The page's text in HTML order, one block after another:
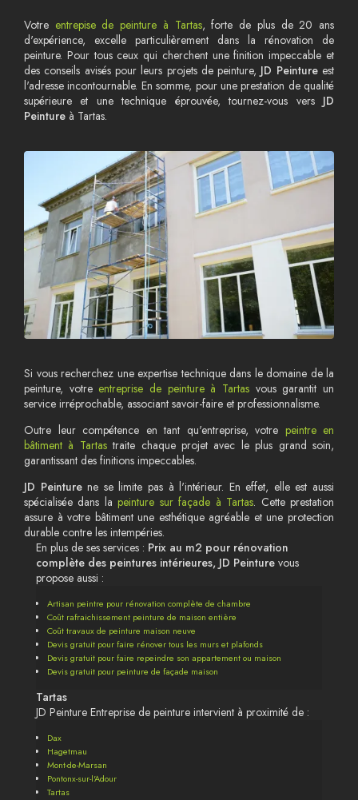
Votre entrepise de peinture à Tartas, forte de plus de 20 ans
d'expérience, excelle particulièrement dans la rénovation de
peinture. Pour tous ceux qui cherchent une finition impeccable et
des conseils avisés pour leurs projets de peinture, JD Peintureest
l'adresse incontournable. En somme, pour une prestation de qualité
supérieure et une technique éprouvée, tournez-vous vers JD
Peinture à Tartas.
Si vous recherchez une expertise technique dans le domaine de la
peinture, votre entreprise de peinture à Tartas vous garantit un
service irréprochable, associant savoir-faire et professionnalisme.
Outre leur compétence en tant qu'entreprise, votre peintre en
bâtiment à Tartastraite chaque projet avec le plus grand soin,
garantissant des finitions impeccables.
JD Peinturene se limite pas à l'intérieur. En effet, elle est aussi
spécialisée dans lapeinture sur façade à Tartas. Cette prestation
assure à votre bâtiment une esthétique agréable et une protection
durable contre les intempéries.
En plus de ses services : Prix au m2 pour rénovation
complète des peintures intérieures, JD Peinture vous
propose aussi :
Artisan peintre pour rénovation complète de chambre
Coût rafraichissement peinture de maison entière
Coût travaux de peinture maison neuve
Devis gratuit pour faire rénover tous les murs et plafonds
Devis gratuit pour faire repeindre son appartement ou maison
Devis gratuit pour peinture de façade maison
Tartas
JD Peinture Entreprise de peinture intervient à proximité de :
Dax
Hagetmau
Mont-de-Marsan
Pontonx-sur-l'Adour
Tartas